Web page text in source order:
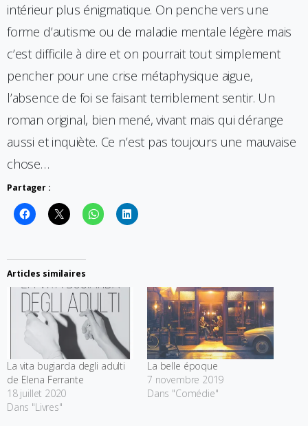
intérieur plus énigmatique. On penche vers une
forme d’autisme ou de maladie mentale légère mais
c’est difficile à dire et on pourrait tout simplement
pencher pour une crise métaphysique aigue,
l’absence de foi se faisant terriblement sentir. Un
roman original, bien mené, vivant mais qui dérange
aussi et inquiète. Ce n’est pas toujours une mauvaise
chose…
Partager :
Articles similaires
La vita bugiarda degli adulti
de Elena Ferrante
18 juillet 2020
Dans "Livres"
La belle époque
7 novembre 2019
Dans "Comédie"